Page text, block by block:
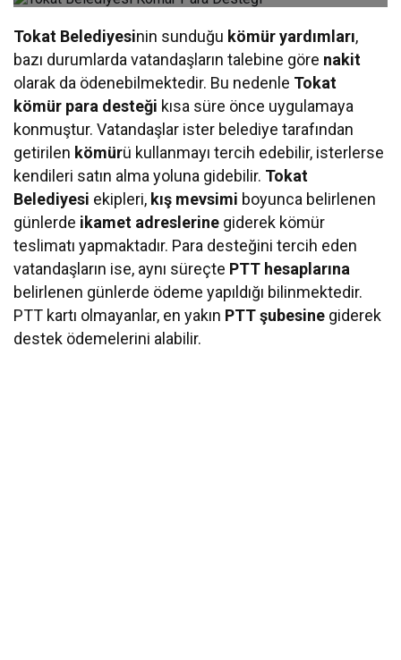
Tokat Belediyesinin sunduğu kömür yardımları,
bazı durumlarda vatandaşların talebine göre nakit
olarak da ödenebilmektedir. Bu nedenle Tokat
kömür para desteği kısa süre önce uygulamaya
konmuştur. Vatandaşlar ister belediye tarafından
getirilen kömürü kullanmayı tercih edebilir, isterlerse
kendileri satın alma yoluna gidebilir. Tokat
Belediyesi ekipleri, kış mevsimi boyunca belirlenen
günlerde ikamet adreslerine giderek kömür
teslimatı yapmaktadır. Para desteğini tercih eden
vatandaşların ise, aynı süreçte PTT hesaplarına
belirlenen günlerde ödeme yapıldığı bilinmektedir.
PTT kartı olmayanlar, en yakın PTT şubesine giderek
destek ödemelerini alabilir.